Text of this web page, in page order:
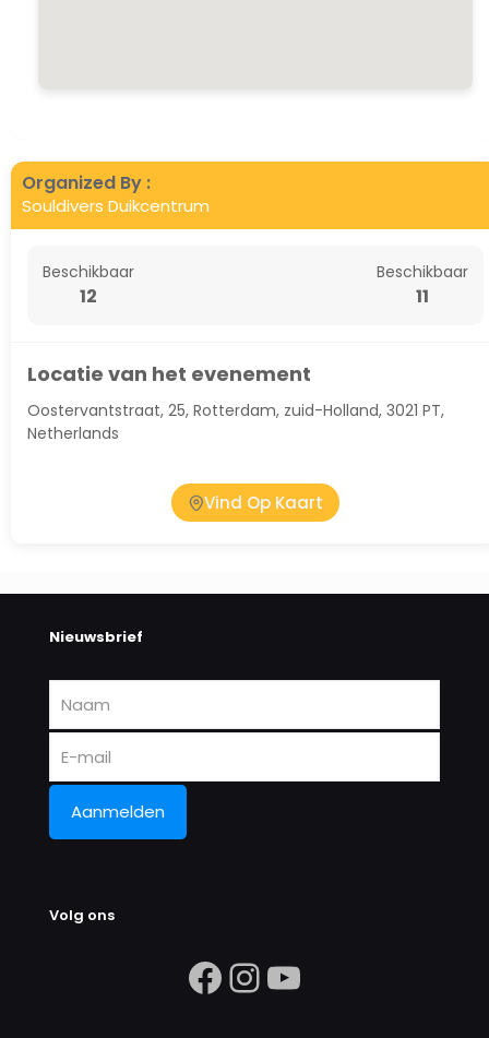
Organized By :
Souldivers Duikcentrum
Beschikbaar
12
Beschikbaar
11
Locatie van het evenement
Oostervantstraat, 25, Rotterdam, zuid-Holland, 3021 PT,
Netherlands
Vind Op Kaart
Nieuwsbrief
Volg ons
https://www.facebook.com/
Instagram
https://